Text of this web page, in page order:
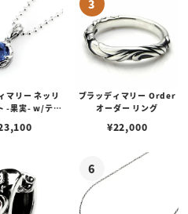
マリー ネッリ
-果実- w/ティ
ブラッディマリー Order
オーダー リング
¥22,000